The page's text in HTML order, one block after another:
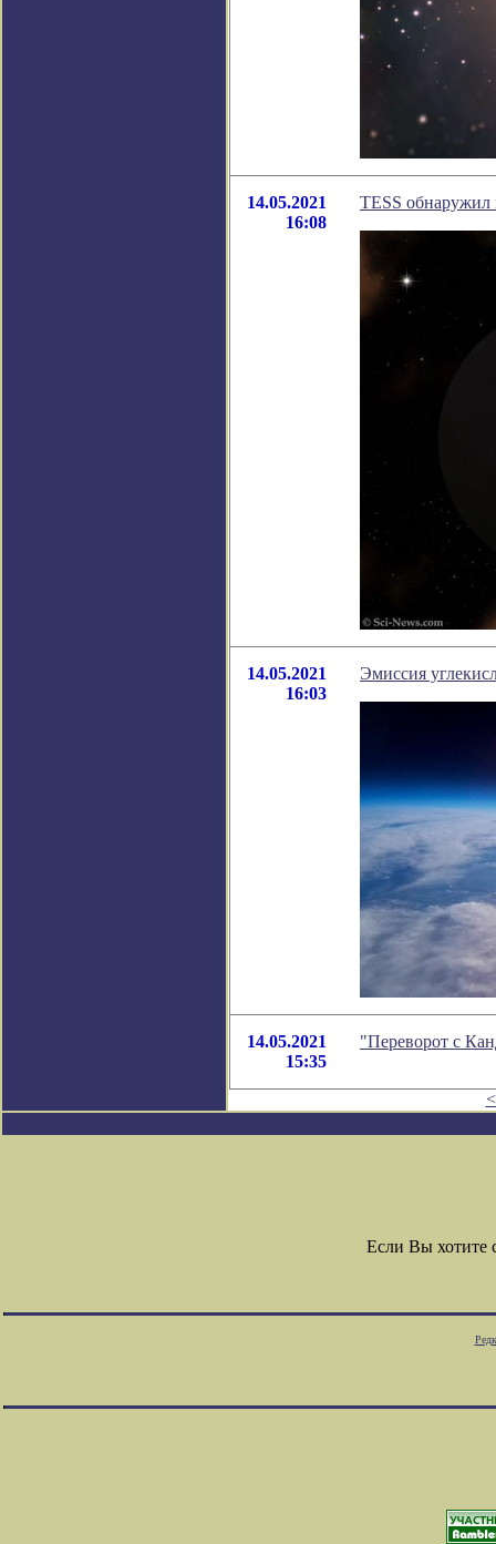
14.05.2021
16:08
TESS обнаружил
14.05.2021
16:03
Эмиссия
14.05.2021
15:35
"Переворот с
Если Вы хотите